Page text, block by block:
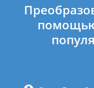
помощью